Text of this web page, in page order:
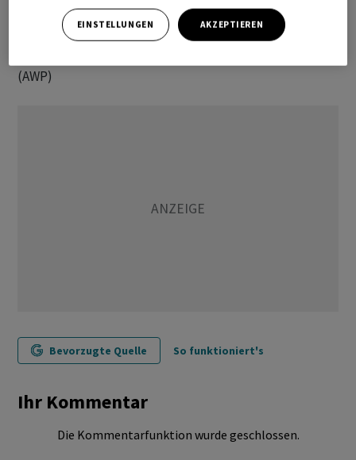
Brennstoffe sowie energieeffiziente Technologien
integriert.
(AWP)
Bevorzugte Quelle So funktioniert's
Ihr Kommentar
Die Kommentarfunktion wurde geschlossen.
EINSTELLUNGEN AKZEPTIEREN